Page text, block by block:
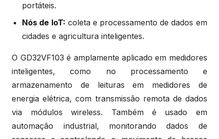
portáteis.
Nós de IoT: coleta e processamento de dados em
cidades e agricultura inteligentes.
O GD32VF103 é amplamente aplicado em medidores
inteligentes, como no processamento e
armazenamento de leituras em medidores de
energia elétrica, com transmissão remota de dados
via módulos wireless. Também é usado em
automação industrial, monitorando dados de